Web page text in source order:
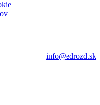
info@edrozd.sk